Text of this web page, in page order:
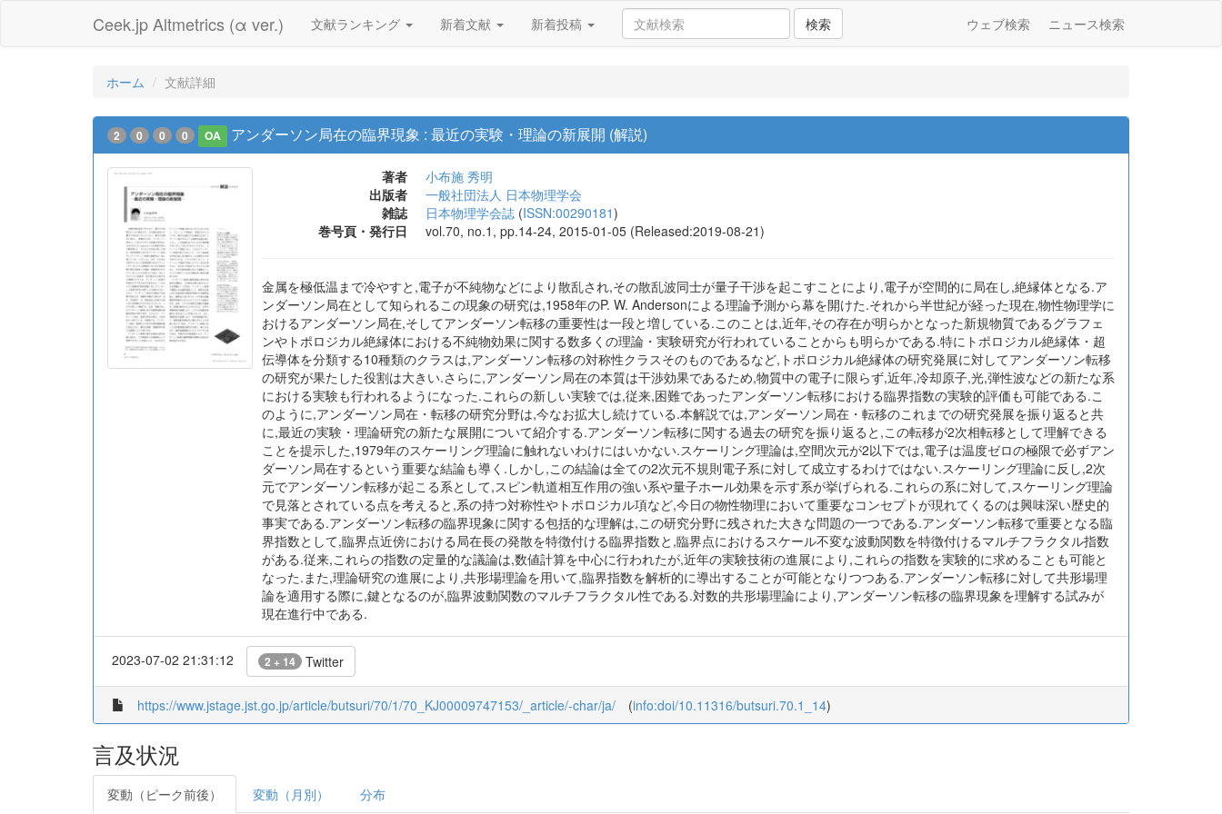
Ceek.jp Altmetrics (α ver.) 文献ランキング 新着文献 新着投稿 検索 ウェブ検索 ニュース検索
ホーム 文献詳細
2 0 0 0 OA アンダーソン局在の臨界現象 : 最近の実験・理論の新展開 (解説)
著者
小布施 秀明
出版者
一般社団法人 日本物理学会
雑誌
日本物理学会誌 (ISSN:00290181)
巻号頁・発行日
vol.70, no.1, pp.14-24, 2015-01-05 (Released:2019-08-21)
金属を極低温まで冷やすと,電子が不純物などにより散乱され,その散乱波同士が量子干渉を起こすことにより,電子が空間的に局在し,絶縁体となる.ア
ンダーソン局在として知られるこの現象の研究は,1958年のP. W. Andersonによる理論予測から幕を開けた.それから半世紀が経った現在,物性物理学に
おけるアンダーソン局在,そしてアンダーソン転移の重要性は一段と増している.このことは,近年,その存在が明らかとなった新規物質であるグラフェ
ンやトポロジカル絶縁体における不純物効果に関する数多くの理論・実験研究が行われていることからも明らかである.特にトポロジカル絶縁体・超
伝導体を分類する10種類のクラスは,アンダーソン転移の対称性クラスそのものであるなど,トポロジカル絶縁体の研究発展に対してアンダーソン転移
の研究が果たした役割は大きい.さらに,アンダーソン局在の本質は干渉効果であるため,物質中の電子に限らず,近年,冷却原子,光,弾性波などの新たな系
における実験も行われるようになった.これらの新しい実験では,従来,困難であったアンダーソン転移における臨界指数の実験的評価も可能である.こ
のように,アンダーソン局在・転移の研究分野は,今なお拡大し続けている.本解説では,アンダーソン局在・転移のこれまでの研究発展を振り返ると共
に,最近の実験・理論研究の新たな展開について紹介する.アンダーソン転移に関する過去の研究を振り返ると,この転移が2次相転移として理解できる
ことを提示した,1979年のスケーリング理論に触れないわけにはいかない.スケーリング理論は,空間次元が2以下では,電子は温度ゼロの極限で必ずアン
ダーソン局在するという重要な結論も導く.しかし,この結論は全ての2次元不規則電子系に対して成立するわけではない.スケーリング理論に反し,2次
元でアンダーソン転移が起こる系として,スピン軌道相互作用の強い系や量子ホール効果を示す系が挙げられる.これらの系に対して,スケーリング理論
で見落とされている点を考えると,系の持つ対称性やトポロジカル項など,今日の物性物理において重要なコンセプトが現れてくるのは興味深い歴史的
事実である.アンダーソン転移の臨界現象に関する包括的な理解は,この研究分野に残された大きな問題の一つである.アンダーソン転移で重要となる臨
界指数として,臨界点近傍における局在長の発散を特徴付ける臨界指数と,臨界点におけるスケール不変な波動関数を特徴付けるマルチフラクタル指数
がある.従来,これらの指数の定量的な議論は,数値計算を中心に行われたが,近年の実験技術の進展により,これらの指数を実験的に求めることも可能と
なった.また,理論研究の進展により,共形場理論を用いて,臨界指数を解析的に導出することが可能となりつつある.アンダーソン転移に対して共形場理
論を適用する際に,鍵となるのが,臨界波動関数のマルチフラクタル性である.対数的共形場理論により,アンダーソン転移の臨界現象を理解する試みが
現在進行中である.
2023-07-02 21:31:12 2 + 14 Twitter
https://www.jstage.jst.go.jp/article/butsuri/70/1/70_KJ00009747153/_article/-char/ja/ (info:doi/10.11316/butsuri.70.1_14)
言及状況
変動（ピーク前後） 変動（月別） 分布